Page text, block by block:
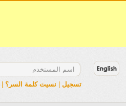
تسجيل نسيت كلمة السر؟